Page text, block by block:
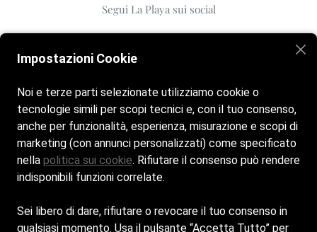
Segui La Playa sui social
Spiaggia:
Siamo aperti tutti i giorni dalle 8:00 alle 20:00
Bar & Ristorante:
Cookie Policy
Impostazioni Cookie
Noi e terze parti selezionate utilizziamo cookie o
tecnologie simili per scopi tecnici e, con il tuo consenso,
anche per funzionalità, esperienza, misurazione e scopi di
marketing (con annunci personalizzati) come specificato
nella politica sui cookie. Rifiutare il consenso può rendere
indisponibili funzioni correlate.
Sei libero di dare, rifiutare o revocare il tuo consenso in
qualsiasi momento. Usa il pulsante “Accetta Tutto” per